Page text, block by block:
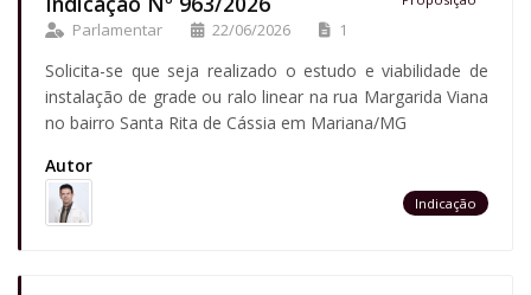
Parlamentar 22/06/2026 1
Solicita-se que seja realizado o estudo e viabilidade de
instalação de grade ou ralo linear na rua Margarida Viana
no bairro Santa Rita de Cássia em Mariana/MG
Autor
Indicação